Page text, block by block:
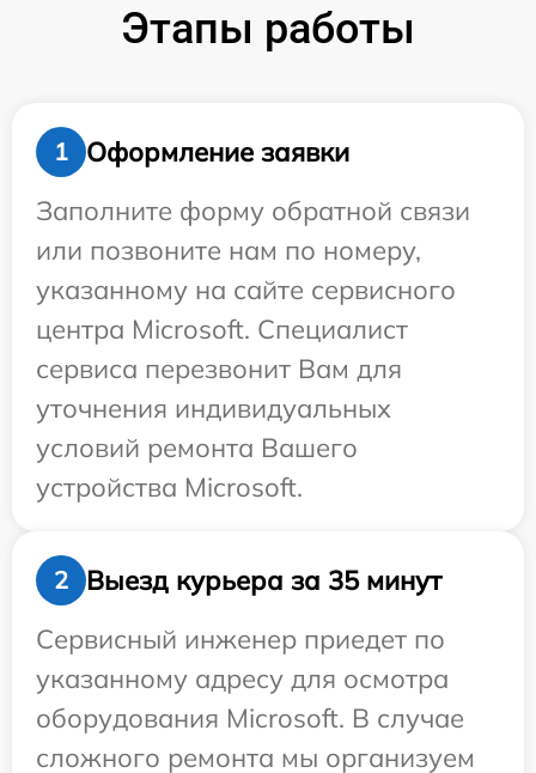
Этапы работы
1
Оформление заявки
Заполните форму обратной связи
или позвоните нам по номеру,
указанному на сайте сервисного
центра Microsoft. Специалист
сервиса перезвонит Вам для
уточнения индивидуальных
условий ремонта Вашего
устройства Microsoft.
2
Выезд курьера за 35 минут
Сервисный инженер приедет по
указанному адресу для осмотра
оборудования Microsoft. В случае
сложного ремонта мы организуем